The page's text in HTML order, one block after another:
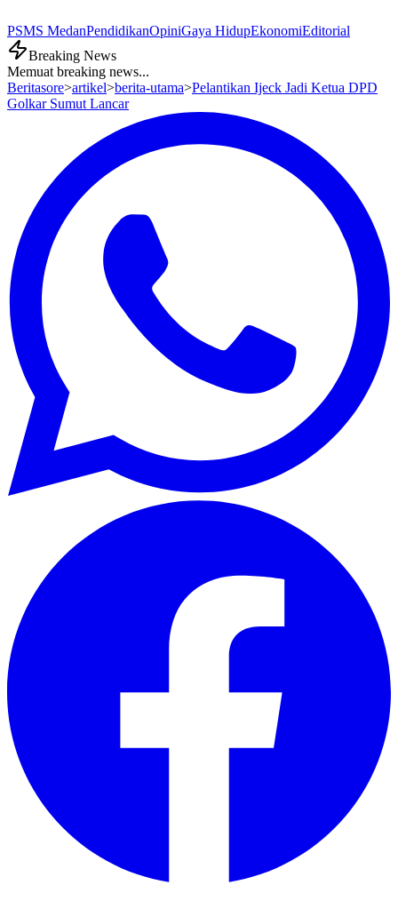
PSMS MedanPendidikanOpiniGaya HidupEkonomiEditorial
Breaking News
Memuat breaking news...
Beritasore>artikel>berita-utama>Pelantikan Ijeck Jadi Ketua DPD
Golkar Sumut Lancar